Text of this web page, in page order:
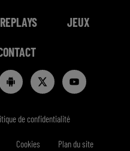
REPLAYS JEUX
de confidentialité
Cookies Plan du site